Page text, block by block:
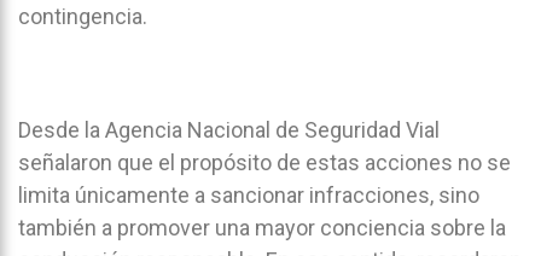
contingencia.
Desde la Agencia Nacional de Seguridad Vial
señalaron que el propósito de estas acciones no se
limita únicamente a sancionar infracciones, sino
también a promover una mayor conciencia sobre la